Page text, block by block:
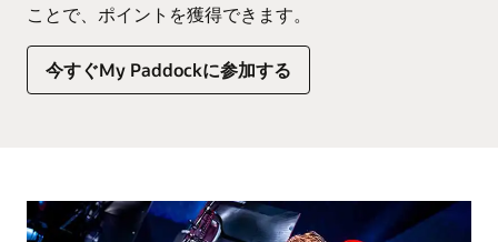
ことで、ポイントを獲得できます。
今すぐMy Paddockに参加する